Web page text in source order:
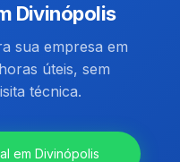
Divinópolis
sua empresa em
úteis, sem
técnica.
em Divinópolis